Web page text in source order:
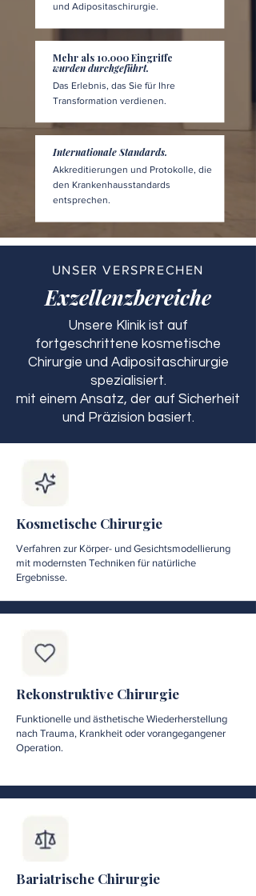
und Adipositaschirurgie.
Mehr als 10.000 Eingriffe
wurden durchgeführt.
Das Erlebnis, das Sie für Ihre
Transformation verdienen.
Internationale Standards.
Akkreditierungen und Protokolle, die
den Krankenhausstandards
entsprechen.
UNSER VERSPRECHEN
Exzellenzbereiche
Unsere Klinik ist auf
fortgeschrittene kosmetische
Chirurgie und Adipositaschirurgie
spezialisiert.
mit einem Ansatz, der auf Sicherheit
und Präzision basiert.
Kosmetische Chirurgie
Verfahren zur Körper- und Gesichtsmodellierung
mit modernsten Techniken für natürliche
Ergebnisse.
Rekonstruktive Chirurgie
Funktionelle und ästhetische Wiederherstellung
nach Trauma, Krankheit oder vorangegangener
Operation.
Bariatrische Chirurgie